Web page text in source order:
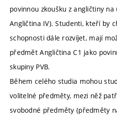
povinnou zkoušku z angličtiny
Angličtina IV). Studenti, kteří by
schopnosti dále rozvíjet, mají
předmět Angličtina C1 jako
skupiny PVB.
Během celého studia mohou
volitelné předměty, mezi něž
svobodné předměty (předměty